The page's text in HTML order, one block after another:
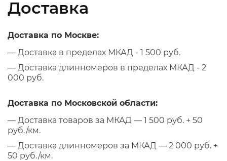
Доставка
Доставка по Москве:
— Доставка в пределах МКАД - 1 500 руб.
— Доставка длинномеров в пределах МКАД - 2
000 руб.
Доставка по Московской области:
— Доставка товаров за МКАД — 1 500 руб. + 50
руб./км.
— Доставка длинномеров за МКАД — 2 000 руб. +
50 руб./км.